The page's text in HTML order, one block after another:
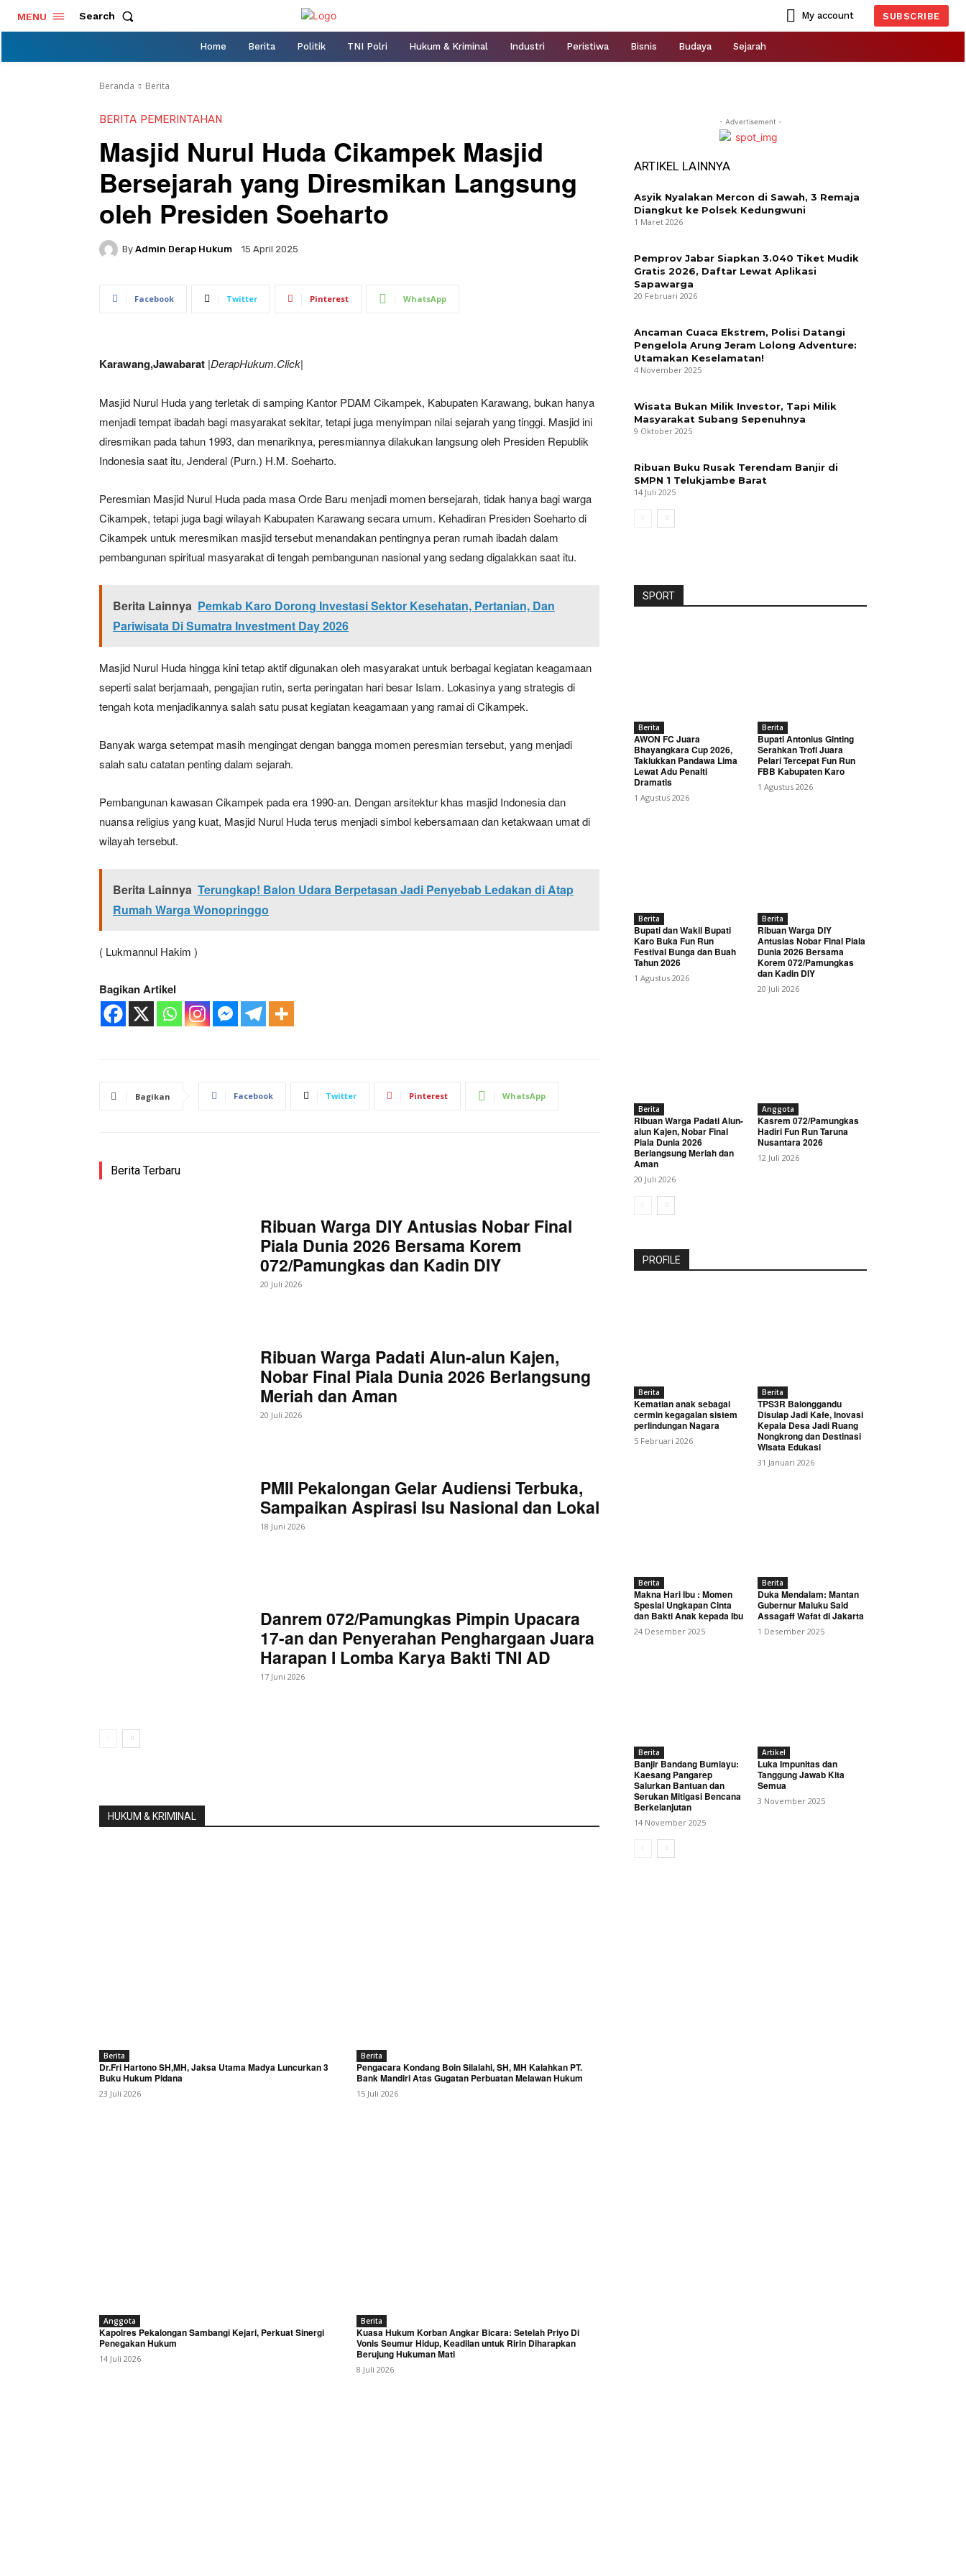
MENU Search My account SUBSCRIBE
Home Berita Politik TNI Polri Hukum & Kriminal Industri Peristiwa Bisnis Budaya Sejarah
Beranda Berita
BERITA PEMERINTAHAN
Masjid Nurul Huda Cikampek Masjid
Bersejarah yang Diresmikan Langsung
oleh Presiden Soeharto
By Admin Derap Hukum 15 April 2025
Facebook Twitter Pinterest WhatsApp
Karawang,Jawabarat |DerapHukum.Click|
Masjid Nurul Huda yang terletak di samping Kantor PDAM Cikampek, Kabupaten Karawang, bukan hanya
menjadi tempat ibadah bagi masyarakat sekitar, tetapi juga menyimpan nilai sejarah yang tinggi. Masjid ini
diresmikan pada tahun 1993, dan menariknya, peresmiannya dilakukan langsung oleh Presiden Republik
Indonesia saat itu, Jenderal (Purn.) H.M. Soeharto.
Peresmian Masjid Nurul Huda pada masa Orde Baru menjadi momen bersejarah, tidak hanya bagi warga
Cikampek, tetapi juga bagi wilayah Kabupaten Karawang secara umum. Kehadiran Presiden Soeharto di
Cikampek untuk meresmikan masjid tersebut menandakan pentingnya peran rumah ibadah dalam
pembangunan spiritual masyarakat di tengah pembangunan nasional yang sedang digalakkan saat itu.
Berita Lainnya Pemkab Karo Dorong Investasi Sektor Kesehatan, Pertanian, Dan
Pariwisata Di Sumatra Investment Day 2026
Masjid Nurul Huda hingga kini tetap aktif digunakan oleh masyarakat untuk berbagai kegiatan keagamaan
seperti salat berjamaah, pengajian rutin, serta peringatan hari besar Islam. Lokasinya yang strategis di
tengah kota menjadikannya salah satu pusat kegiatan keagamaan yang ramai di Cikampek.
Banyak warga setempat masih mengingat dengan bangga momen peresmian tersebut, yang menjadi
salah satu catatan penting dalam sejarah.
Pembangunan kawasan Cikampek pada era 1990-an. Dengan arsitektur khas masjid Indonesia dan
nuansa religius yang kuat, Masjid Nurul Huda terus menjadi simbol kebersamaan dan ketakwaan umat di
wilayah tersebut.
Berita Lainnya Terungkap! Balon Udara Berpetasan Jadi Penyebab Ledakan di Atap
Rumah Warga Wonopringgo
( Lukmannul Hakim )
Bagikan Artikel
Bagikan Facebook Twitter Pinterest WhatsApp
Berita Terbaru
Ribuan Warga DIY Antusias Nobar Final
Piala Dunia 2026 Bersama Korem
072/Pamungkas dan Kadin DIY
20 Juli 2026
Ribuan Warga Padati Alun-alun Kajen,
Nobar Final Piala Dunia 2026 Berlangsung
Meriah dan Aman
20 Juli 2026
PMII Pekalongan Gelar Audiensi Terbuka,
Sampaikan Aspirasi Isu Nasional dan Lokal
18 Juni 2026
Danrem 072/Pamungkas Pimpin Upacara
17-an dan Penyerahan Penghargaan Juara
Harapan I Lomba Karya Bakti TNI AD
17 Juni 2026
HUKUM & KRIMINAL
Berita
Dr.Fri Hartono SH,MH, Jaksa Utama Madya Luncurkan 3
Buku Hukum Pidana
23 Juli 2026
Berita
Pengacara Kondang Boin Silalahi, SH, MH Kalahkan PT.
Bank Mandiri Atas Gugatan Perbuatan Melawan Hukum
15 Juli 2026
Anggota
Kapolres Pekalongan Sambangi Kejari, Perkuat Sinergi
Penegakan Hukum
14 Juli 2026
Berita
Kuasa Hukum Korban Angkar Bicara: Setelah Priyo Di
Vonis Seumur Hidup, Keadilan untuk Ririn Diharapkan
Berujung Hukuman Mati
8 Juli 2026
- Advertisement -
ARTIKEL LAINNYA
Asyik Nyalakan Mercon di Sawah, 3 Remaja
Diangkut ke Polsek Kedungwuni
1 Maret 2026
Pemprov Jabar Siapkan 3.040 Tiket Mudik
Gratis 2026, Daftar Lewat Aplikasi
Sapawarga
20 Februari 2026
Ancaman Cuaca Ekstrem, Polisi Datangi
Pengelola Arung Jeram Lolong Adventure:
Utamakan Keselamatan!
4 November 2025
Wisata Bukan Milik Investor, Tapi Milik
Masyarakat Subang Sepenuhnya
9 Oktober 2025
Ribuan Buku Rusak Terendam Banjir di
SMPN 1 Telukjambe Barat
14 Juli 2025
SPORT
Berita
AWON FC Juara
Bhayangkara Cup 2026,
Taklukkan Pandawa Lima
Lewat Adu Penalti
Dramatis
1 Agustus 2026
Berita
Bupati Antonius Ginting
Serahkan Trofi Juara
Pelari Tercepat Fun Run
FBB Kabupaten Karo
1 Agustus 2026
Berita
Bupati dan Wakil Bupati
Karo Buka Fun Run
Festival Bunga dan Buah
Tahun 2026
1 Agustus 2026
Berita
Ribuan Warga DIY
Antusias Nobar Final Piala
Dunia 2026 Bersama
Korem 072/Pamungkas
dan Kadin DIY
20 Juli 2026
Berita
Ribuan Warga Padati Alun-
alun Kajen, Nobar Final
Piala Dunia 2026
Berlangsung Meriah dan
Aman
20 Juli 2026
Anggota
Kasrem 072/Pamungkas
Hadiri Fun Run Taruna
Nusantara 2026
12 Juli 2026
PROFILE
Berita
Kematian anak sebagai
cermin kegagalan sistem
perlindungan Nagara
5 Februari 2026
Berita
TPS3R Balonggandu
Disulap Jadi Kafe, Inovasi
Kepala Desa Jadi Ruang
Nongkrong dan Destinasi
Wisata Edukasi
31 Januari 2026
Berita
Makna Hari Ibu : Momen
Spesial Ungkapan Cinta
dan Bakti Anak kepada Ibu
24 Desember 2025
Berita
Duka Mendalam: Mantan
Gubernur Maluku Said
Assagaff Wafat di Jakarta
1 Desember 2025
Berita
Banjir Bandang Bumiayu:
Kaesang Pangarep
Salurkan Bantuan dan
Serukan Mitigasi Bencana
Berkelanjutan
14 November 2025
Artikel
Luka Impunitas dan
Tanggung Jawab Kita
Semua
3 November 2025